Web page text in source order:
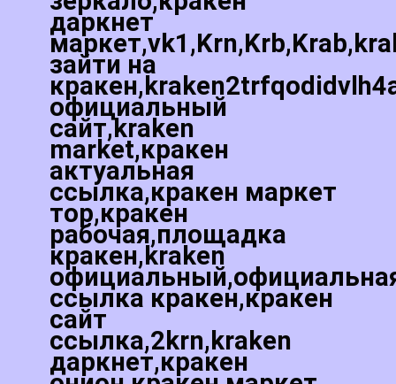
даркнет
зайти на
официальный
сайт,kraken
market,кракен
актуальная
ссылка,кракен маркет
тор,кракен
рабочая,площадка
кракен,kraken
ссылка кракен,кракен
сайт
ссылка,2krn,kraken
даркнет,кракен